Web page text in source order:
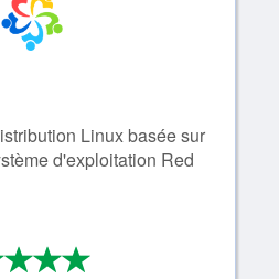
Linux basée sur
d'exploitation Red
****
4/4